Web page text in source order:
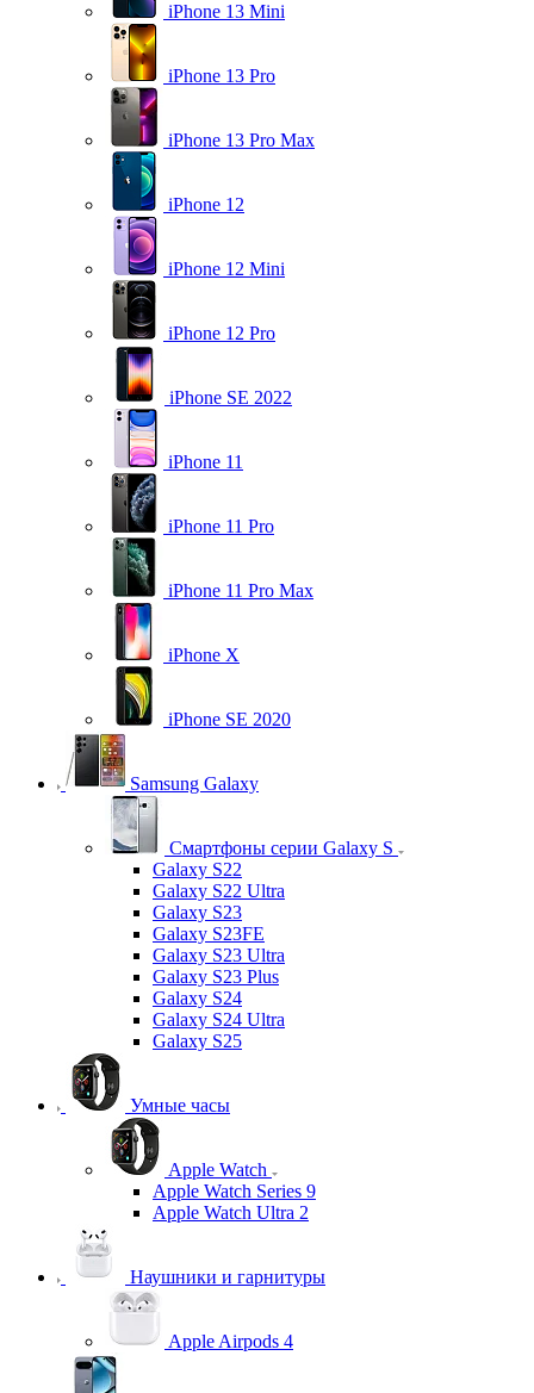
iPhone 13 Mini
iPhone 13 Pro
iPhone 13 Pro Max
iPhone 12
iPhone 12 Mini
iPhone 12 Pro
iPhone SE 2022
iPhone 11
iPhone 11 Pro
iPhone 11 Pro Max
iPhone X
iPhone SE 2020
Samsung Galaxy
Смартфоны серии Galaxy S
Galaxy S22
Galaxy S22 Ultra
Galaxy S23
Galaxy S23FE
Galaxy S23 Ultra
Galaxy S23 Plus
Galaxy S24
Galaxy S24 Ultra
Galaxy S25
Умные часы
Apple Watch
Apple Watch Series 9
Apple Watch Ultra 2
Наушники и гарнитуры
Apple Airpods 4